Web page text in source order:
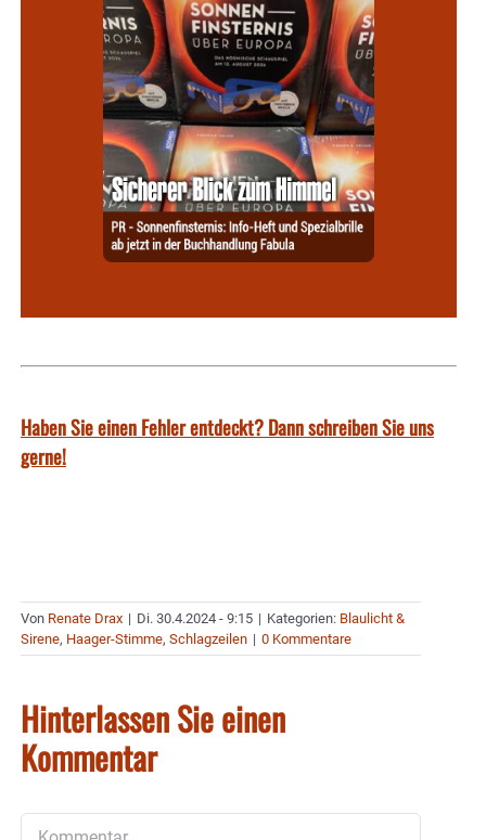
Haben Sie einen Fehler entdeckt? Dann schreiben Sie uns
gerne!
Von Renate Drax | Di. 30.4.2024 - 9:15 | Kategorien: Blaulicht &
Sirene, Haager-Stimme, Schlagzeilen | 0 Kommentare
Hinterlassen Sie einen
Kommentar